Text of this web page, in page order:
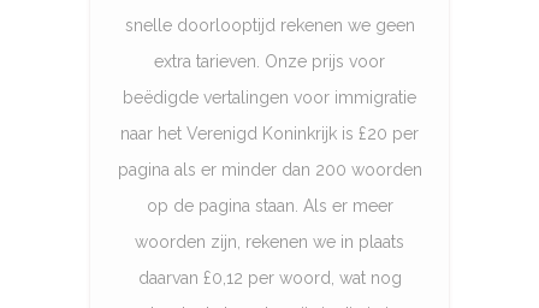
snelle doorlooptijd rekenen we geen
extra tarieven. Onze prijs voor
beëdigde vertalingen voor immigratie
naar het Verenigd Koninkrijk is £20 per
pagina als er minder dan 200 woorden
op de pagina staan. Als er meer
woorden zijn, rekenen we in plaats
daarvan £0,12 per woord, wat nog